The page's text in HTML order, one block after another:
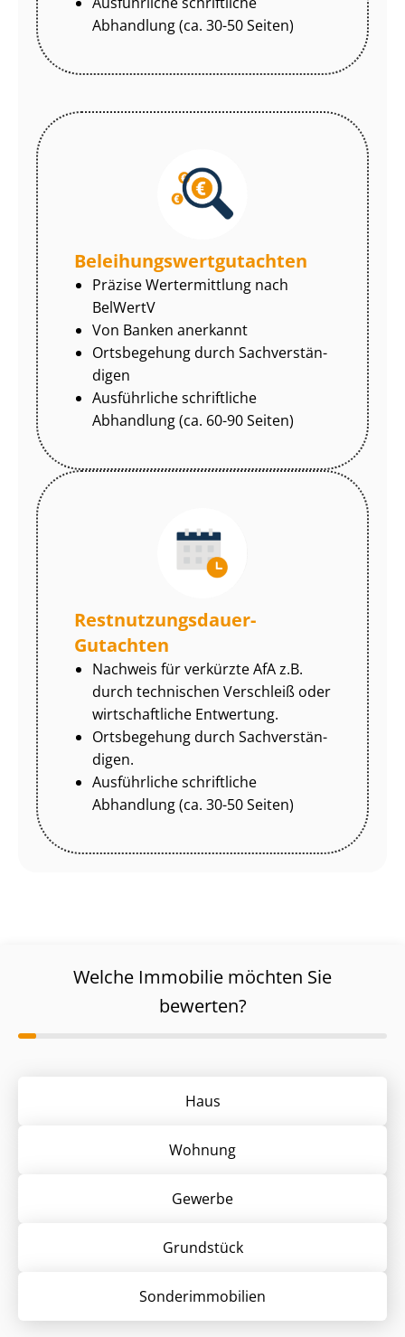
Abhandlung (ca. 30-50 Seiten)
Be­lei­hungs­wert­gut­ach­ten
Präzise Wertermittlung nach
BelWertV
Von Banken anerkannt
Ortsbegehung durch Sach­ver­stän­
di­gen
Ausführliche schriftliche
Abhandlung (ca. 60-90 Seiten)
Rest­nut­zungs­dau­er-
Gutachten
Nachweis für verkürzte AfA z.B.
durch technischen Verschleiß oder
wirtschaftliche Entwertung.
Ortsbegehung durch Sach­ver­stän­
di­gen.
Ausführliche schriftliche
Abhandlung (ca. 30-50 Seiten)
Welche Immobilie möchten Sie
bewerten?
Haus
Wohnung
Gewerbe
Grund­stück
Sonder­immobilien